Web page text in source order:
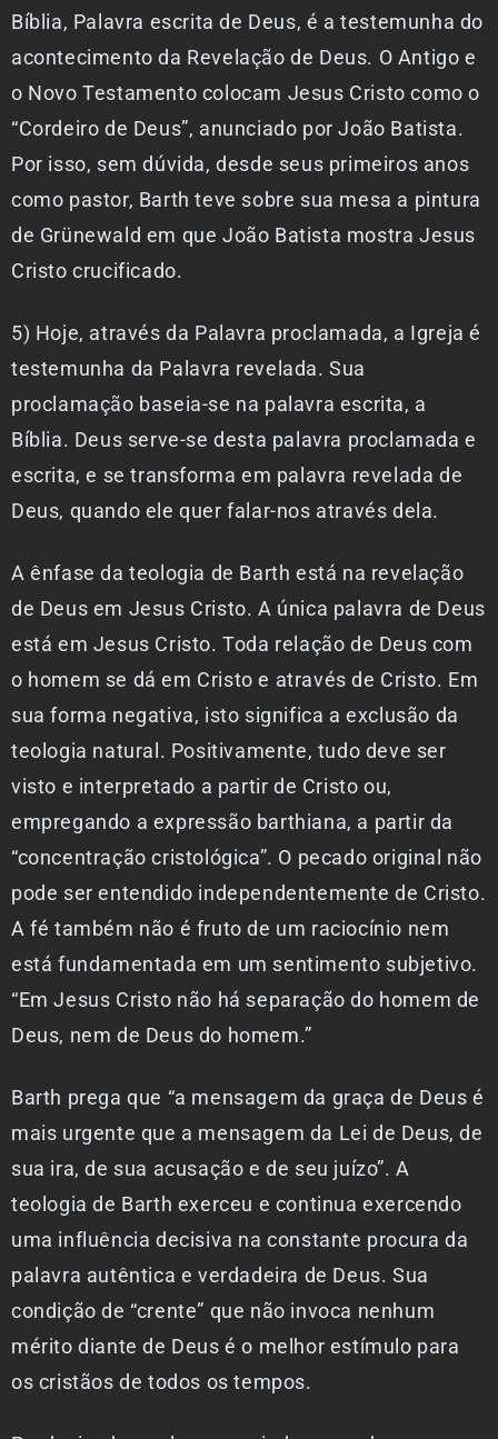
Bíblia, Palavra escrita de Deus, é a testemunha do
acontecimento da Revelação de Deus. O Antigo e
o Novo Testamento colocam Jesus Cristo como o
“Cordeiro de Deus”, anunciado por João Batista.
Por isso, sem dúvida, desde seus primeiros anos
como pastor, Barth teve sobre sua mesa a pintura
de Grünewald em que João Batista mostra Jesus
Cristo crucificado.
5) Hoje, através da Palavra proclamada, a Igreja é
testemunha da Palavra revelada. Sua
proclamação baseia-se na palavra escrita, a
Bíblia. Deus serve-se desta palavra proclamada e
escrita, e se transforma em palavra revelada de
Deus, quando ele quer falar-nos através dela.
A ênfase da teologia de Barth está na revelação
de Deus em Jesus Cristo. A única palavra de Deus
está em Jesus Cristo. Toda relação de Deus com
o homem se dá em Cristo e através de Cristo. Em
sua forma negativa, isto significa a exclusão da
teologia natural. Positivamente, tudo deve ser
visto e interpretado a partir de Cristo ou,
empregando a expressão barthiana, a partir da
“concentração cristológica”. O pecado original não
pode ser entendido independentemente de Cristo.
A fé também não é fruto de um raciocínio nem
está fundamentada em um sentimento subjetivo.
“Em Jesus Cristo não há separação do homem de
Deus, nem de Deus do homem.”
Barth prega que “a mensagem da graça de Deus é
mais urgente que a mensagem da Lei de Deus, de
sua ira, de sua acusação e de seu juízo”. A
teologia de Barth exerceu e continua exercendo
uma influência decisiva na constante procura da
palavra autêntica e verdadeira de Deus. Sua
condição de “crente” que não invoca nenhum
mérito diante de Deus é o melhor estímulo para
os cristãos de todos os tempos.